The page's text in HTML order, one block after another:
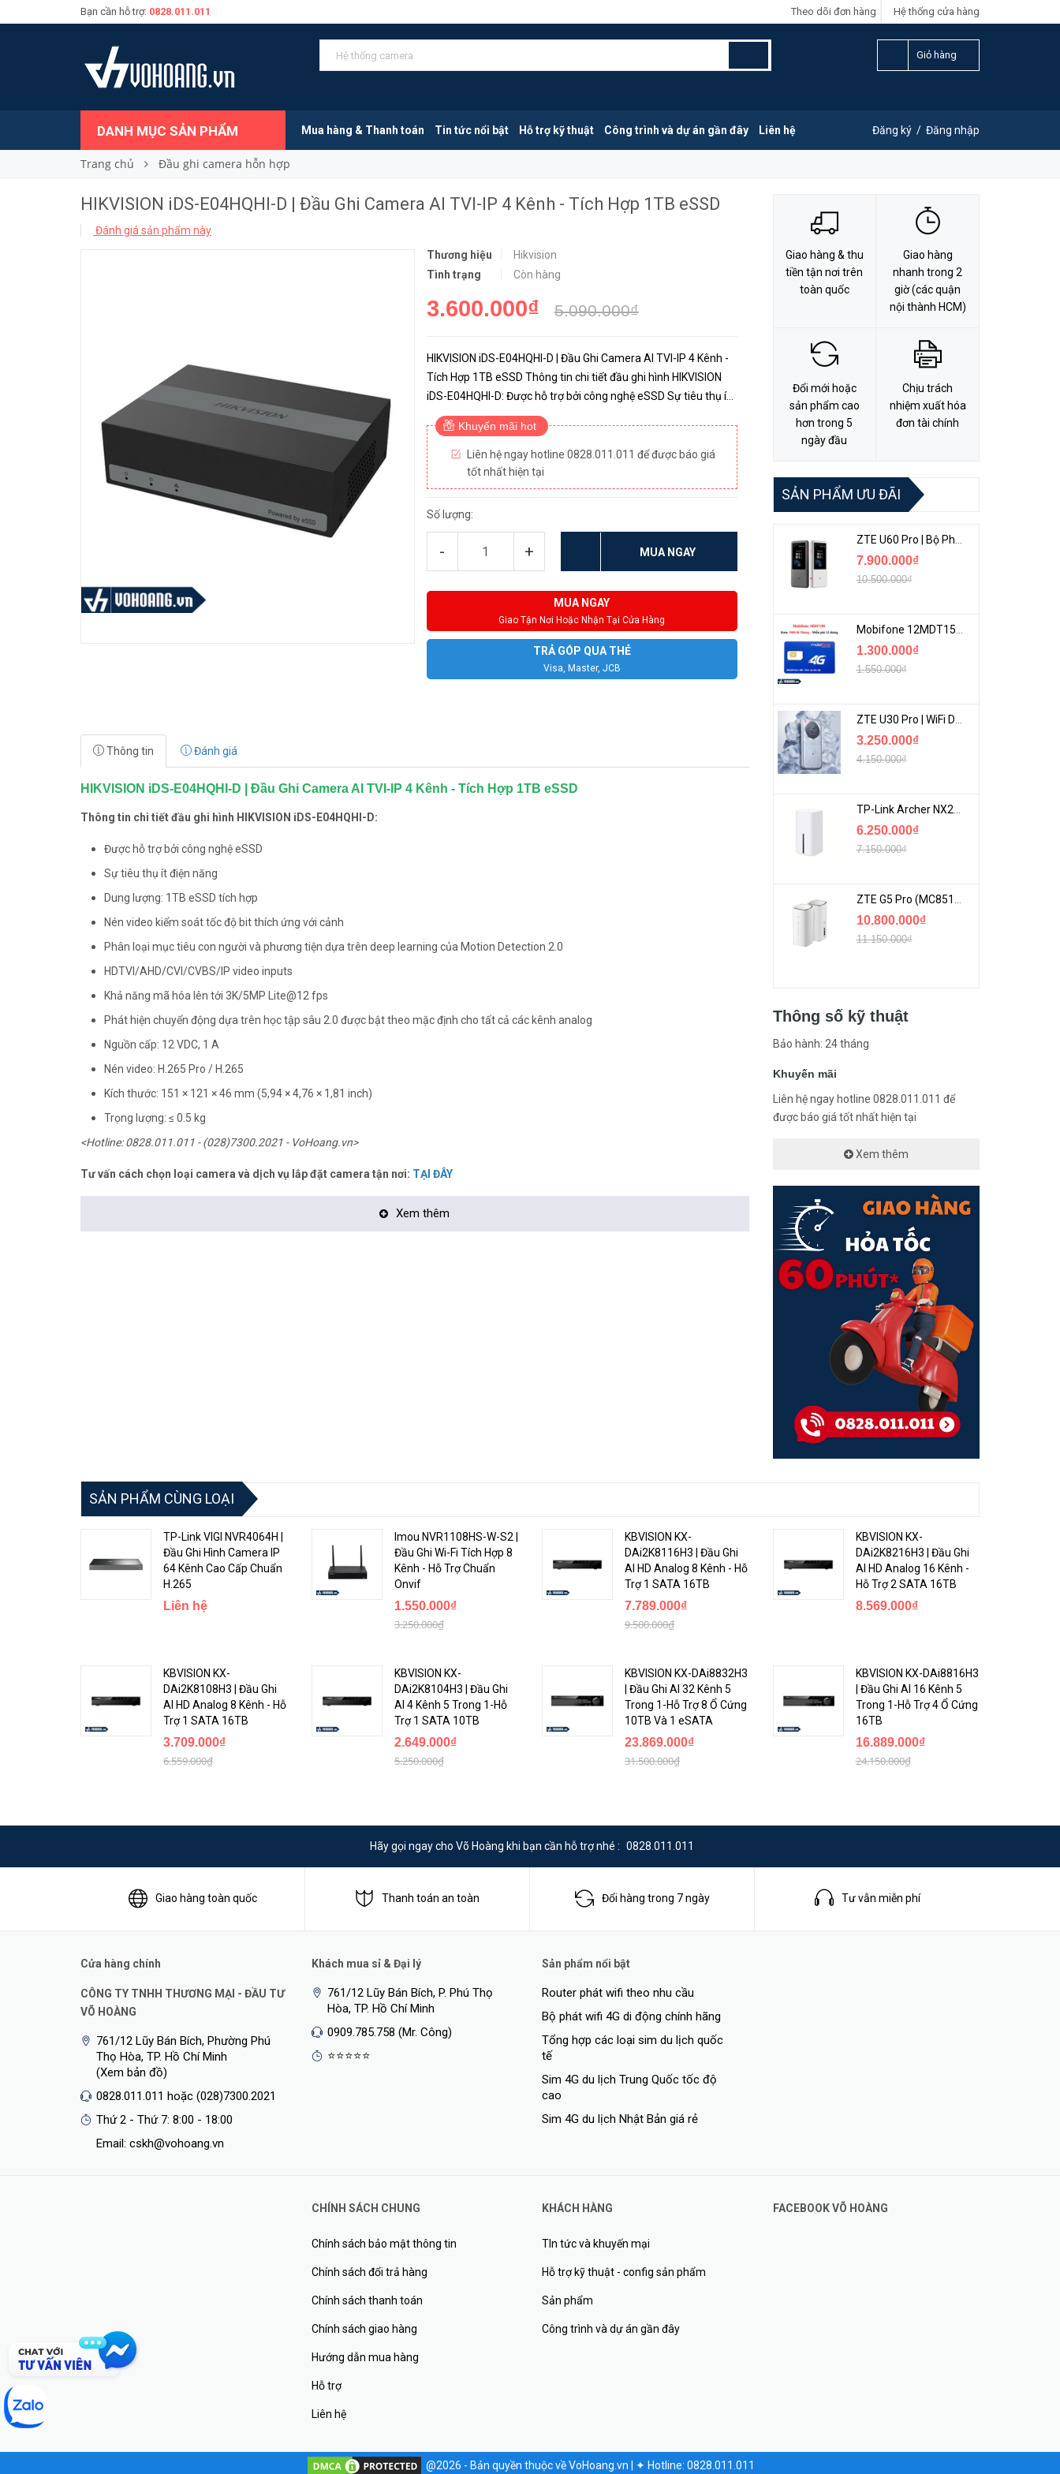
Bạn cần hỗ trợ: 0828.011.011 Hệ thống cửa hàng
Theo dõi đơn hàng
Giỏ hàng
DANH MỤC SẢN PHẨM Mua hàng & Thanh toán Tin tức nổi bật Hỗ trợ kỹ thuật Công trình và dự án gần đây Liên hệ Đăng ký / Đăng nhập
Trang chủ Đầu ghi camera hỗn hợp
HIKVISION iDS-E04HQHI-D | Đầu Ghi Camera AI TVI-IP 4 Kênh - Tích Hợp 1TB eSSD
Đánh giá sản phẩm này
Thương hiệu
Hikvision
Tình trạng
Còn hàng
3.600.000₫ 5.090.000₫
HIKVISION iDS-E04HQHI-D | Đầu Ghi Camera AI TVI-IP 4 Kênh -
Tích Hợp 1TB eSSD Thông tin chi tiết đầu ghi hình HIKVISION
iDS-E04HQHI-D: Được hỗ trợ bởi công nghệ eSSD Sự tiêu thụ ít
điện năng Dung lượng: 1TB eSSD tích hợp Nén video kiểm soát
tốc đ...
Khuyến mãi hot
Liên hệ ngay hotline 0828.011.011 để được báo giá
tốt nhất hiện tại
Số lượng:
- + MUA NGAY
MUA NGAY
Giao Tận Nơi Hoặc Nhận Tại Cửa Hàng
TRẢ GÓP QUA THẺ
Visa, Master, JCB
MUA NGAY LIÊN HỆ ĐẶT HÀNG
Thông tin Đánh giá
HIKVISION iDS-E04HQHI-D | Đầu Ghi Camera AI TVI-IP 4 Kênh - Tích Hợp 1TB eSSD
Thông tin chi tiết đầu ghi hình HIKVISION iDS-E04HQHI-D:
Được hỗ trợ bởi công nghệ eSSD
Sự tiêu thụ ít điện năng
Dung lượng: 1TB eSSD tích hợp
Nén video kiểm soát tốc độ bit thích ứng với cảnh
Phân loại mục tiêu con người và phương tiện dựa trên deep learning của Motion Detection 2.0
HDTVI/AHD/CVI/CVBS/IP video inputs
Khả năng mã hóa lên tới 3K/5MP Lite@12 fps
Phát hiện chuyển động dựa trên học tập sâu 2.0 được bật theo mặc định cho tất cả các kênh analog
Nguồn cấp: 12 VDC, 1 A
Nén video: H.265 Pro / H.265
Kích thước: 151 × 121 × 46 mm (5,94 × 4,76 × 1,81 inch)
Trọng lượng: ≤ 0.5 kg
<Hotline: 0828.011.011 - (028)7300.2021 - VoHoang.vn>
Tư vấn cách chọn loại camera và dịch vụ lắp đặt camera tận nơi: TẠI ĐÂY
Xem thêm
Giao hàng & thu
tiền tận nơi trên
toàn quốc
Giao hàng
nhanh trong 2
giờ (các quận
nội thành HCM)
Đổi mới hoặc
sản phẩm cao
hơn trong 5
ngày đầu
Chịu trách
nhiệm xuất hóa
đơn tài chính
SẢN PHẨM ƯU ĐÃI
ZTE U60 Pro | Bộ Phát 5G Cầm Tay Tích Hợp Công Nghệ WiFi 7, Pin 10000mAh
7.900.000₫
10.500.000₫
Mobifone 12MDT150 | Sim Chuyên 4G Mobifone Dung Lượng Cao 500GB/Tháng Gói 1 Năm
1.300.000₫
1.550.000₫
ZTE U30 Pro | WiFi Di Động 5G Tốc Độ Lên Đến 500Mbps, Màn Hình Cảm Ứng
3.250.000₫
4.150.000₫
TP-Link Archer NX200 | Bộ Phát WiFi Dùng Sim 5G Tốc Độ Cao Mới FullBox
6.250.000₫
7.150.000₫
ZTE G5 Pro (MC8512) | Router 5G WiFi7 Be7200 Hỗ Trợ Băng Tần 6Ghz Cực Mạnh
10.800.000₫
11.150.000₫
Thông số kỹ thuật
Bảo hành: 24 tháng
Khuyến mãi
Liên hệ ngay hotline 0828.011.011 để
được báo giá tốt nhất hiện tại
Xem thêm
SẢN PHẨM CÙNG LOẠI
TP-Link VIGI NVR4064H |
Đầu Ghi Hình Camera IP
64 Kênh Cao Cấp Chuẩn
H.265
Liên hệ
Imou NVR1108HS-W-S2 |
Đầu Ghi Wi-Fi Tích Hợp 8
Kênh - Hỗ Trợ Chuẩn
Onvif
1.550.000₫
3.250.000₫
KBVISION KX-
DAi2K8116H3 | Đầu Ghi
AI HD Analog 8 Kênh - Hỗ
Trợ 1 SATA 16TB
7.789.000₫
9.500.000₫
KBVISION KX-
DAi2K8216H3 | Đầu Ghi
AI HD Analog 16 Kênh -
Hỗ Trợ 2 SATA 16TB
8.569.000₫
KBVISION KX-
DAi2K8108H3 | Đầu Ghi
AI HD Analog 8 Kênh - Hỗ
Trợ 1 SATA 16TB
3.709.000₫
6.559.000₫
KBVISION KX-
DAi2K8104H3 | Đầu Ghi
AI 4 Kênh 5 Trong 1-Hỗ
Trợ 1 SATA 10TB
2.649.000₫
5.250.000₫
KBVISION KX-DAi8832H3
| Đầu Ghi AI 32 Kênh 5
Trong 1-Hỗ Trợ 8 Ổ Cứng
10TB Và 1 eSATA
23.869.000₫
31.500.000₫
KBVISION KX-DAi8816H3
| Đầu Ghi AI 16 Kênh 5
Trong 1-Hỗ Trợ 4 Ổ Cứng
16TB
16.889.000₫
24.150.000₫
Hãy gọi ngay cho Võ Hoàng khi bạn cần hỗ trợ nhé : 0828.011.011
Giao hàng toàn quốc Thanh toán an toàn Đổi hàng trong 7 ngày Tư vẫn miễn phí
Cửa hàng chính
CÔNG TY TNHH THƯƠNG MẠI - ĐẦU TƯ
VÕ HOÀNG
761/12 Lũy Bán Bích, Phường Phú
Thọ Hòa, TP. Hồ Chí Minh
(Xem bản đồ)
0828.011.011 hoặc (028)7300.2021
Thứ 2 - Thứ 7: 8:00 - 18:00
Email: cskh@vohoang.vn
Khách mua sỉ & Đại lý
761/12 Lũy Bán Bích, P. Phú Thọ
Hòa, TP. Hồ Chí Minh
0909.785.758 (Mr. Công)
⭐⭐⭐⭐⭐
Sản phẩm nổi bật
Router phát wifi theo nhu cầu
Bộ phát wifi 4G di động chính hãng
Tổng hợp các loại sim du lịch quốc
tế
Sim 4G du lịch Trung Quốc tốc độ
cao
Sim 4G du lịch Nhật Bản giá rẻ
CHÍNH SÁCH CHUNG
Chính sách bảo mật thông tin
Chính sách đổi trả hàng
Chính sách thanh toán
Chính sách giao hàng
Hướng dẫn mua hàng
Hỗ trợ
Liên hệ
KHÁCH HÀNG
TIn tức và khuyến mại
Hỗ trợ kỹ thuật - config sản phẩm
Sản phẩm
Công trình và dự án gần đây
FACEBOOK VÕ HOÀNG
@2026 - Bản quyền thuộc về VoHoang.vn ✦ Hotline: 0828.011.011